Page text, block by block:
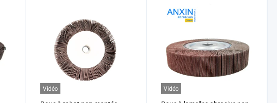
Vidéo Vidéo